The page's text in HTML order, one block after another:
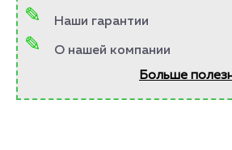
Наши гарантии
О нашей компании
Больше